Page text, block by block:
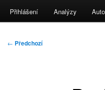
Přihlášení Analýzy
Navigace
← Předchozí